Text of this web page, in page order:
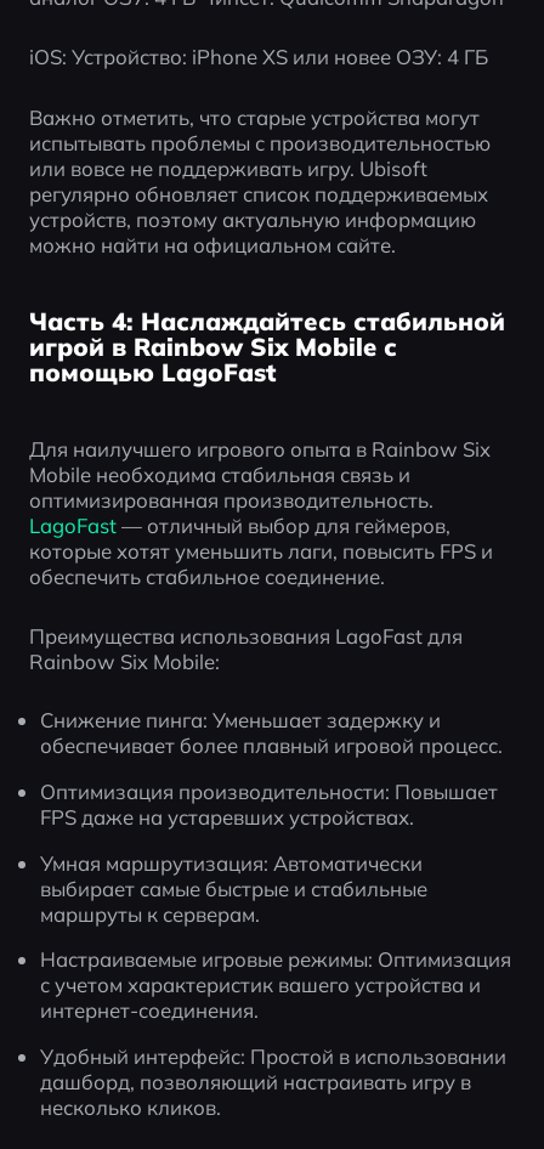
iOS: Устройство: iPhone XS или новее ОЗУ: 4 ГБ
Важно отметить, что старые устройства могут
испытывать проблемы с производительностью
или вовсе не поддерживать игру. Ubisoft
регулярно обновляет список поддерживаемых
устройств, поэтому актуальную информацию
можно найти на официальном сайте.
Часть 4: Наслаждайтесь стабильной
игрой в Rainbow Six Mobile с
помощью LagoFast
Для наилучшего игрового опыта в Rainbow Six
Mobile необходима стабильная связь и
оптимизированная производительность.
LagoFast — отличный выбор для геймеров,
которые хотят уменьшить лаги, повысить FPS и
обеспечить стабильное соединение.
Преимущества использования LagoFast для
Rainbow Six Mobile:
Снижение пинга: Уменьшает задержку и
обеспечивает более плавный игровой процесс.
Оптимизация производительности: Повышает
FPS даже на устаревших устройствах.
Умная маршрутизация: Автоматически
выбирает самые быстрые и стабильные
маршруты к серверам.
Настраиваемые игровые режимы: Оптимизация
с учетом характеристик вашего устройства и
интернет-соединения.
Удобный интерфейс: Простой в использовании
дашборд, позволяющий настраивать игру в
несколько кликов.